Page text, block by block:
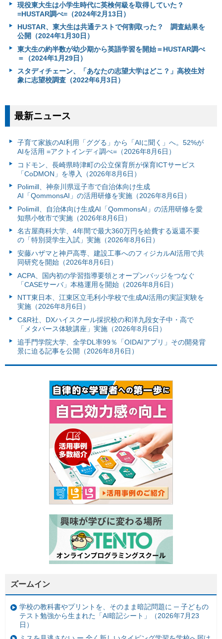
現役東大生は小学生時代に英検何級を取得していた？
=HUSTAR調べ=（2024年2月13日）
HUSTAR、東大生は共通テストで何割取った？ 調査結果を
公開（2024年1月30日）
東大生の約半数が幼少期から英語学習を開始＝HUSTAR調べ
＝（2024年1月29日）
スタディチェーン、「あなたの志望大学はどこ？」高校生対
象に志望校調査（2022年6月3日）
最新ニュース
子育て家族のAI利用「ググる」から「AIに聞く」へ。52%が
AIを活用 =アクトインディ調べ=（2026年8月6日）
コドモン、長崎県時津町の公立保育所が保育ICTサービス
「CoDMON」を導入（2026年8月6日）
Polimill、神奈川県逗子市で自治体向け生成
AI「QommonsAI」の活用研修を実施（2026年8月6日）
Polimill、自治体向け生成AI「QommonsAI」の活用研修を愛
知県小牧市で実施（2026年8月6日）
名古屋商科大学、4年間で最大360万円を給費する返還不要
の「特別奨学生入試」実施（2026年8月6日）
安藤ハザマと神戸高専、建設工事へのフィジカルAI活用で共
同研究を開始（2026年8月6日）
ACPA、国内初の学習指導要領とオープンバッジをつなぐ
「CASEサーバ」本格運用を開始（2026年8月6日）
NTT東日本、江東区立毛利小学校で生成AI活用の実証実験を
実施（2026年8月6日）
C&R社、DXハイスクール採択校の和洋九段女子中・高で
「メタバース体験講座」実施（2026年8月6日）
追手門学院大学、全学DL率99％「OIDAIアプリ」その開発背
景に迫る記事を公開（2026年8月6日）
ズームイン
学校の教科書やプリントを、そのまま暗記問題に ─ 子どもの
テスト勉強から生まれた「AI暗記シート」（2026年7月23
日）